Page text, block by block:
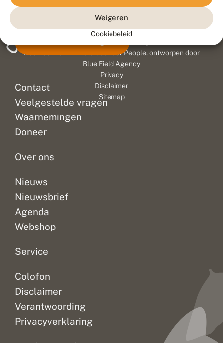
Weigeren
Cookiebeleid
Contact
Veelgestelde vragen
Waarnemingen
Doneer
Over ons
Nieuws
Nieuwsbrief
Agenda
Webshop
Service
Colofon
Disclaimer
Verantwoording
Privacyverklaring
Duurzaam ontwikkeld door
Go2People, ontworpen door
Blue Field Agency
Privacy
Disclaimer
Sitemap